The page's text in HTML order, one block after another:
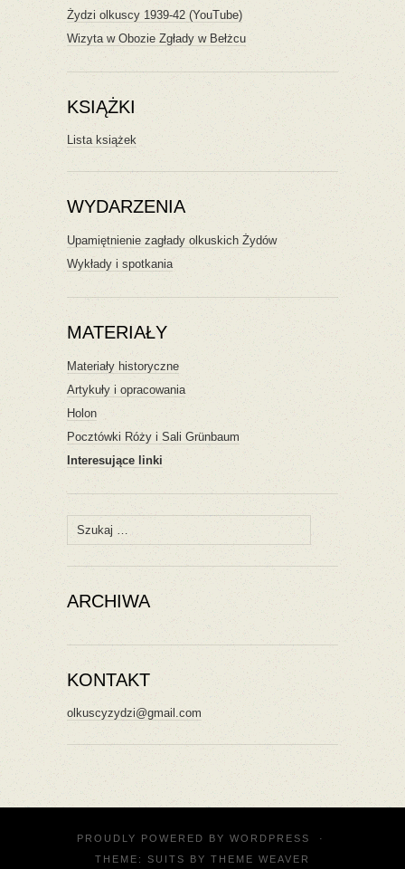
Żydzi olkuscy 1939-42 (YouTube)
Wizyta w Obozie Zgłady w Bełżcu
KSIĄŻKI
Lista książek
WYDARZENIA
Upamiętnienie zagłady olkuskich Żydów
Wykłady i spotkania
MATERIAŁY
Materiały historyczne
Artykuły i opracowania
Holon
Pocztówki Róży i Sali Grünbaum
Interesujące linki
Szukaj:
ARCHIWA
KONTAKT
olkuscyzydzi@gmail.com
PROUDLY POWERED BY WORDPRESS
·
THEME: SUITS BY THEME WEAVER